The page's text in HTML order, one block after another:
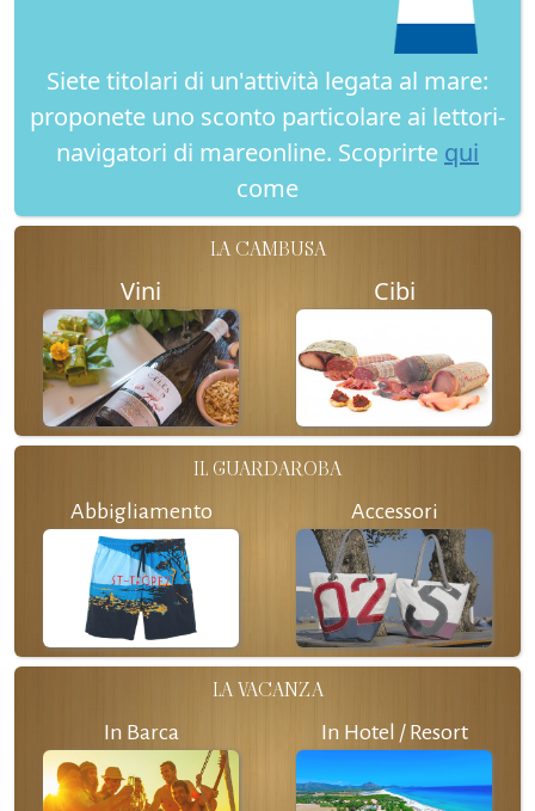
Siete titolari di un'attività legata al mare:
proponete uno sconto particolare ai lettori-
navigatori di mareonline. Scoprirte qui
come
LA CAMBUSA
Vini Cibi
IL GUARDAROBA
Abbigliamento Accessori
LA VACANZA
In Barca In Hotel / Resort